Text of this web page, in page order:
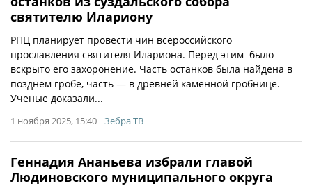
святителю Илариону
РПЦ планирует провести чин всероссийского
прославления святителя Илариона. Перед этим было
вскрыто его захоронение. Часть останков была найдена в
позднем гробе, часть — в древней каменной гробнице.
Ученые доказали...
1 ноября 2025, 15:40 Зебра ТВ
Геннадия Ананьева избрали главой
Людиновского муниципального округа